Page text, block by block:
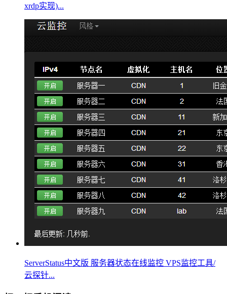
xrdp实现)...
ServerStatus中文版 服务器状态在线监控 VPS监控工具/
云探针...